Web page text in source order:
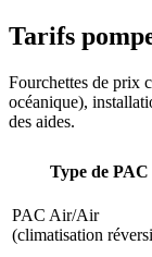
Tarifs
Fourchettes de prix
océanique),
des aides.
Type de PAC
PAC Air/Air
(climatisation